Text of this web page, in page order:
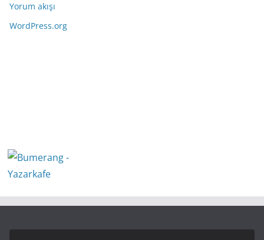
Yorum akışı
WordPress.org